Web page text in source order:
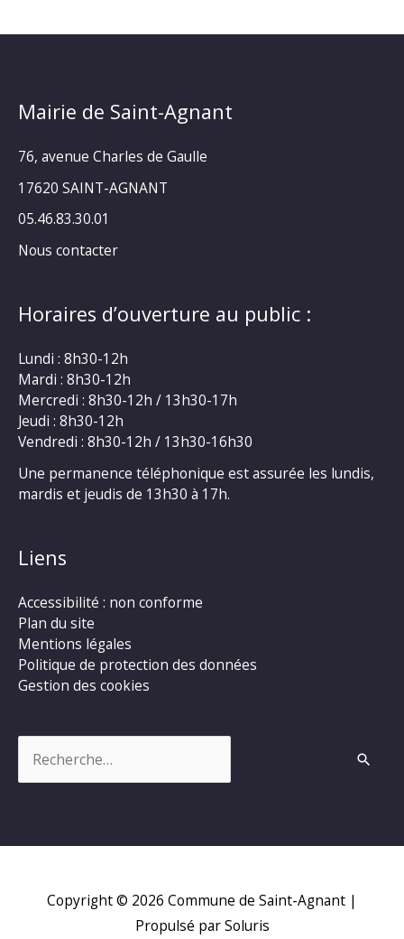
Mairie de Saint-Agnant
76, avenue Charles de Gaulle
17620 SAINT-AGNANT
05.46.83.30.01
Nous contacter
Horaires d’ouverture au public :
Lundi : 8h30-12h
Mardi : 8h30-12h
Mercredi : 8h30-12h / 13h30-17h
Jeudi : 8h30-12h
Vendredi : 8h30-12h / 13h30-16h30
Une permanence téléphonique est assurée les lundis,
mardis et jeudis de 13h30 à 17h.
Liens
Accessibilité : non conforme
Plan du site
Mentions légales
Politique de protection des données
Gestion des cookies
Copyright © 2026 Commune de Saint-Agnant |
Propulsé par Soluris